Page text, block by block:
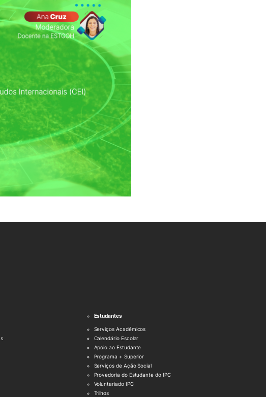
Estudantes
Serviços Académicos
Calendário Escolar
Apoio ao Estudante
Programa + Superior
Serviços de Ação Social
Provedoria do Estudante do IPC
Voluntariado IPC
Trilhos